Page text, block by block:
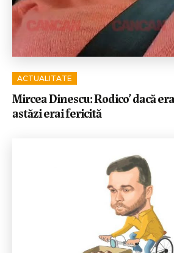
ACTUALITATE
Mircea Dinescu: Rodico’ dacă
astăzi erai fericită